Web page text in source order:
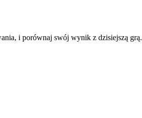
i porównaj swój wynik z dzisiejszą grą.